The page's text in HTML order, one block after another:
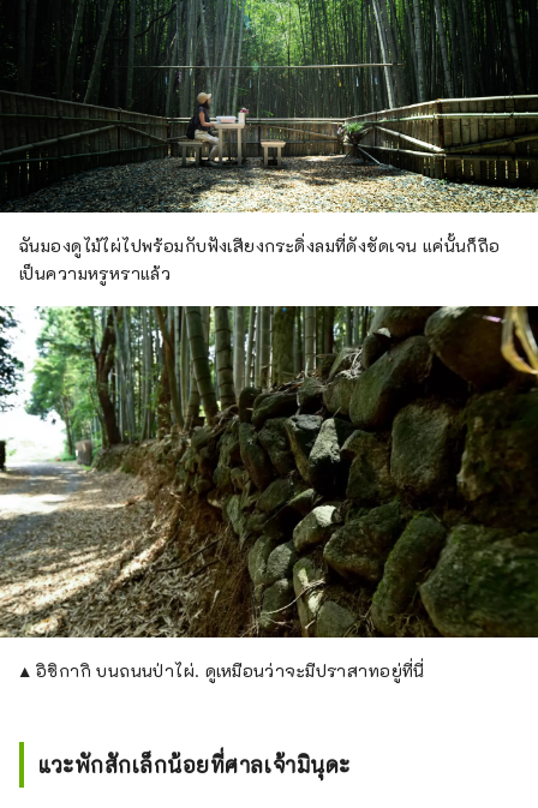
ฉันมองดูไม้ไผ่ไปพร้อมกับฟังเสียงกระดิ่งลมที่ดังชัดเจน แค่นั้นก็ถือ
เป็นความหรูหราแล้ว
▲ อิชิกากิ บนถนนป่าไผ่. ดูเหมือนว่าจะมีปราสาทอยู่ที่นี่
แวะพักสักเล็กน้อยที่ศาลเจ้ามินุดะ